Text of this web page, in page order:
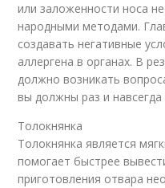
или заложенности носа
народными методами.
создавать негативные
аллергена в органах. В
должно возникать
вы должны раз и
Толокнянка
Толокнянка является
помогает быстрее
приготовления отвара